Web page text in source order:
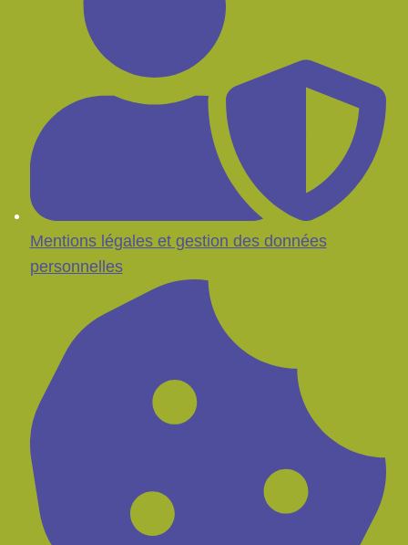
Mentions légales et gestion des données
personnelles